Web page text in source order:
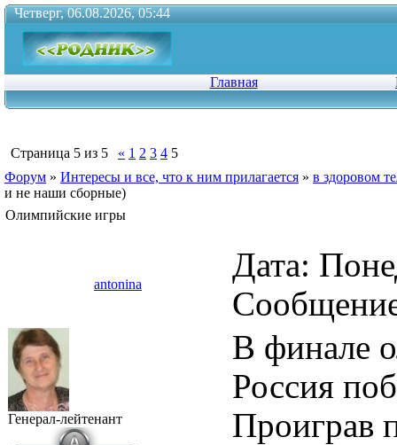
Четверг, 06.08.2026, 05:44
Главная
Страница 5 из 5 « 1 2 3 4 5
Форум » Интересы и все, что к ним прилагается » в здоровом
и не наши сборные)
Олимпийские игры
antonina
Дата:
Генерал-лейтенант
В финале
Россия
Проиграв